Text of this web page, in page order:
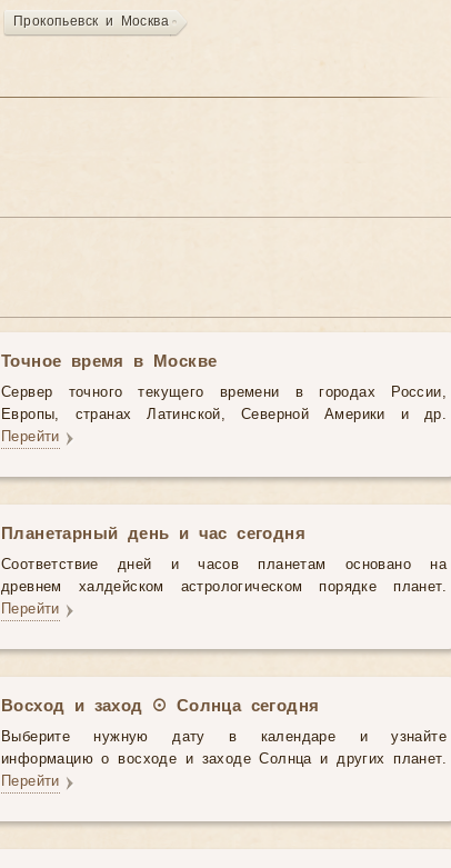
Прокопьевск и Москва
Точное время в Москве
Сервер точного текущего времени в городах России,
Европы, странах Латинской, Северной Америки и др.
Перейти
Планетарный день и час сегодня
Соответствие дней и часов планетам основано на
древнем халдейском астрологическом порядке планет.
Перейти
Восход и заход ☉ Солнца сегодня
Выберите нужную дату в календаре и узнайте
информацию о восходе и заходе Солнца и других планет.
Перейти